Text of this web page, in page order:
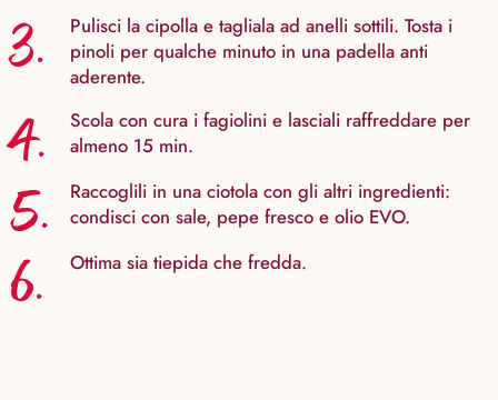
3.
Pulisci la cipolla e tagliala ad anelli sottili. Tosta i
pinoli per qualche minuto in una padella anti
aderente.
4.
Scola con cura i fagiolini e lasciali raffreddare per
almeno 15 min.
5.
Raccoglili in una ciotola con gli altri ingredienti:
condisci con sale, pepe fresco e olio EVO.
6. Ottima sia tiepida che fredda.